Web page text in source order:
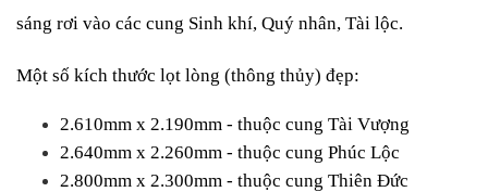
sáng rơi vào các cung Sinh khí, Quý nhân, Tài lộc.
Một số kích thước lọt lòng (thông thủy) đẹp:
2.610mm x 2.190mm - thuộc cung Tài Vượng
2.640mm x 2.260mm - thuộc cung Phúc Lộc
2.800mm x 2.300mm - thuộc cung Thiên Đức